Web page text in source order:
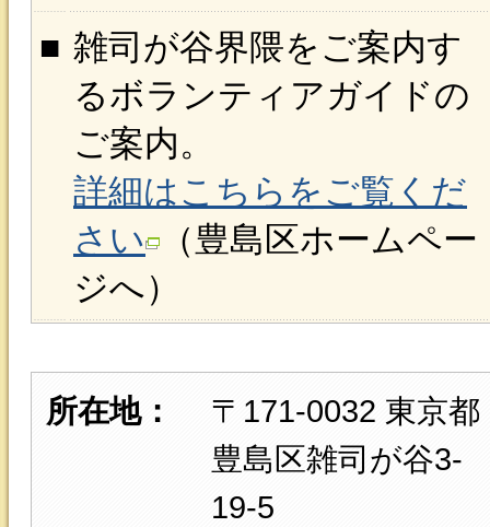
■ 雑司が谷界隈をご案内す
るボランティアガイドの
ご案内。
詳細はこちらをご覧くだ
さい
（豊島区ホームペー
ジへ）
所在地：
〒171-0032 東京都
豊島区雑司が谷3-
19-5